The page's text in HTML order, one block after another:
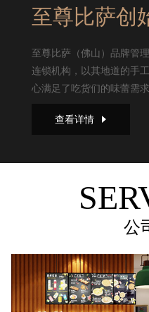
至尊比萨创
至尊比萨（佛山）品牌管
连锁机构，以其地道的手
心满足了吃货们的味蕾需
查看详情
公